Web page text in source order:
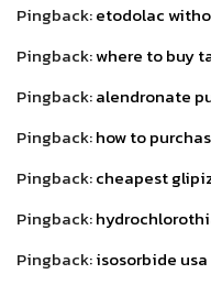
Pingback:etodolac
Pingback:where to buy
Pingback:alendronate
Pingback:how to
Pingback:cheapest
Pingback:
Pingback:isosorbide usa